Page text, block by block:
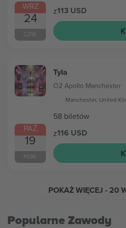
WRZ
24
CZW.
z113 USD
PAŹ
19
PON.
Tyla
O2 Apollo Manchester
Manchester, United
58 biletów
z116 USD
POKAŻ WIĘCEJ - 20
Popularne Zawody